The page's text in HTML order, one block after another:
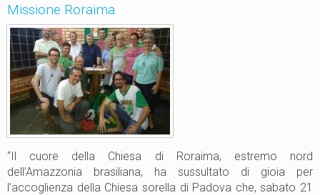
s
s
i
o
n
e
”
_
0
1
l
p
a
n
e
b
u
o
n
o
e
Missione Roraima
“Il cuore della Chiesa di Roraima, estremo nord
dell’Amazzonia brasiliana, ha sussultato di gioia per
l’accoglienza della Chiesa sorella di Padova che, sabato 21